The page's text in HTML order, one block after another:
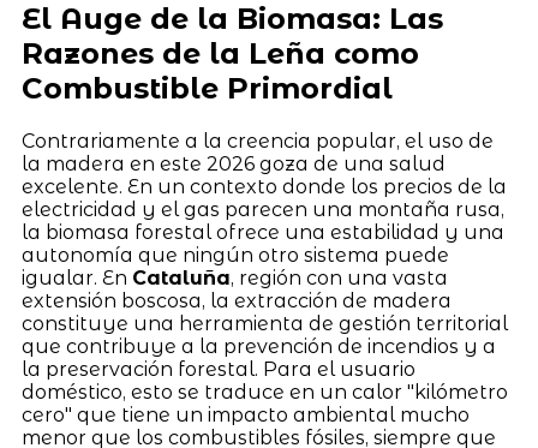
El Auge de la Biomasa: Las
Razones de la Leña como
Combustible Primordial
Contrariamente a la creencia popular, el uso de
la madera en este 2026 goza de una salud
excelente. En un contexto donde los precios de la
electricidad y el gas parecen una montaña rusa,
la biomasa forestal ofrece una estabilidad y una
autonomía que ningún otro sistema puede
igualar. En Cataluña, región con una vasta
extensión boscosa, la extracción de madera
constituye una herramienta de gestión territorial
que contribuye a la prevención de incendios y a
la preservación forestal. Para el usuario
doméstico, esto se traduce en un calor "kilómetro
cero" que tiene un impacto ambiental mucho
menor que los combustibles fósiles, siempre que